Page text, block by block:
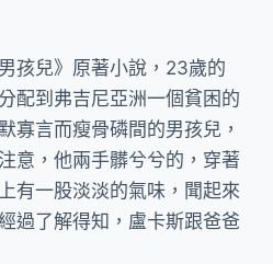
孩兒》原著小說，23歲的
配到弗吉尼亞洲一個貧困的
寡言而瘦骨磷間的男孩兒，
意，他兩手髒兮兮的，穿著
有一股淡淡的氣味，聞起來
過了解得知，盧卡斯跟爸爸